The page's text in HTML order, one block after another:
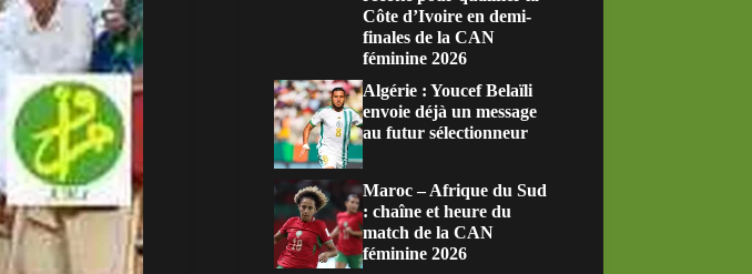
Côte d’Ivoire en demi-
finales de la CAN
féminine 2026
Algérie : Youcef Belaïli
envoie déjà un message
au futur sélectionneur
Maroc – Afrique du Sud
: chaîne et heure du
match de la CAN
féminine 2026